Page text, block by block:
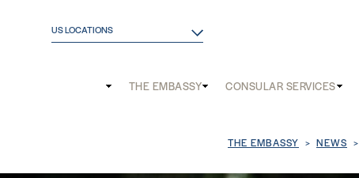
US LOCATIONS
menu
THE EMBASSY CONSULAR SERVICES
Breadcrumb
THE EMBASSY NEWS